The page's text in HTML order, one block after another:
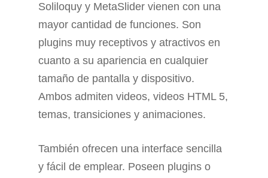
Soliloquy y MetaSlider vienen con una
mayor cantidad de funciones. Son
plugins muy receptivos y atractivos en
cuanto a su apariencia en cualquier
tamaño de pantalla y dispositivo.
Ambos admiten videos, videos HTML 5,
temas, transiciones y animaciones.
También ofrecen una interface sencilla
y fácil de emplear. Poseen plugins o